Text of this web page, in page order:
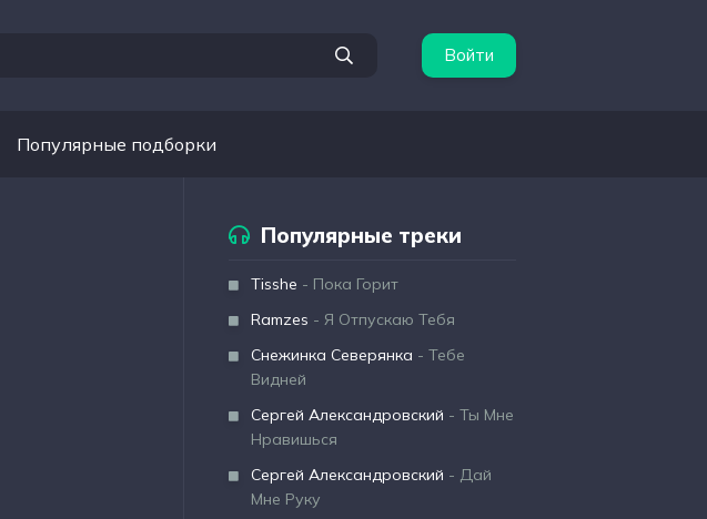
Войти
Популярные подборки
Популярные треки
Tisshe - Пока Горит
Ramzes - Я Отпускаю Тебя
Снежинка Северянка - Тебе
Видней
Сергей Александровский - Ты Мне
Нравишься
Сергей Александровский - Дай
Мне Руку